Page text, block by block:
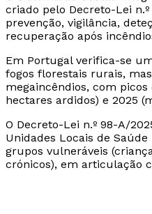
criado pelo Decreto-Lei
prevenção, vigilância,
recuperação após
Em Portugal verifica-se
fogos florestais rurais,
megaincêndios, com
hectares ardidos) e 2025
O Decreto-Lei n.º 98-A/
Unidades Locais de
grupos vulneráveis
crónicos), em articulação